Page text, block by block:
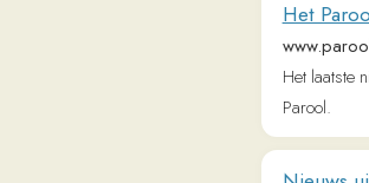
Al het nieuws
AD.nl, het
www.ad.nl
Blijf altijd op de